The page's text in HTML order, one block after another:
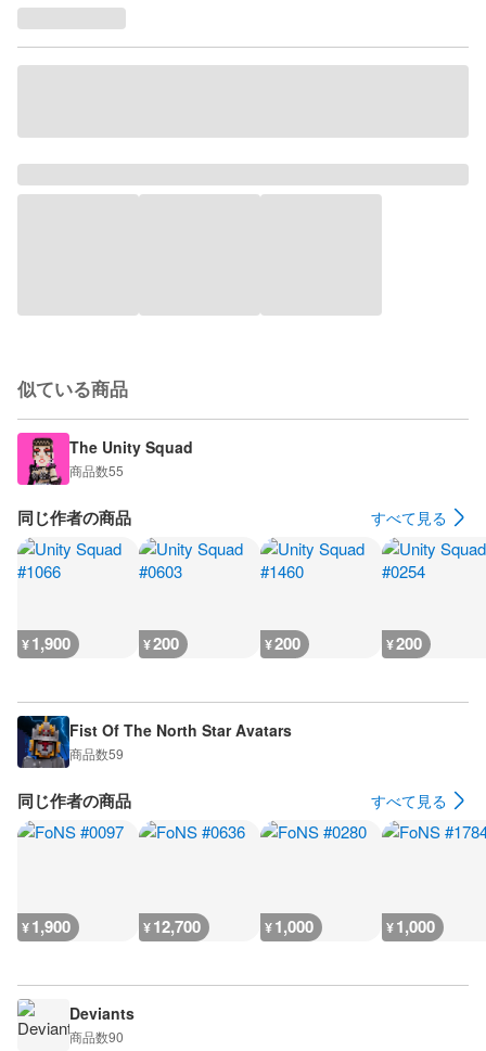
似ている商品
The Unity Squad
商品数55
同じ作者の商品 すべて見る
¥1,900 ¥200 ¥200 ¥200
Fist Of The North Star Avatars
商品数59
同じ作者の商品 すべて見る
¥1,900 ¥12,700 ¥1,000 ¥1,000
Deviants
商品数90